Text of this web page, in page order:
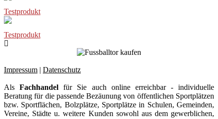
Testprodukt
Testprodukt
Impressum | Datenschutz
AlsFachhandel für Sie auch online erreichbar - individuelle
Beratung für die passende Bezäunung von öffentlichen Sportplätzen
bzw. Sportflächen, Bolzplätze, Sportplätze in Schulen, Gemeinden,
Vereine, Städte u. weitere Kunden sowohl aus dem gewerblichen,